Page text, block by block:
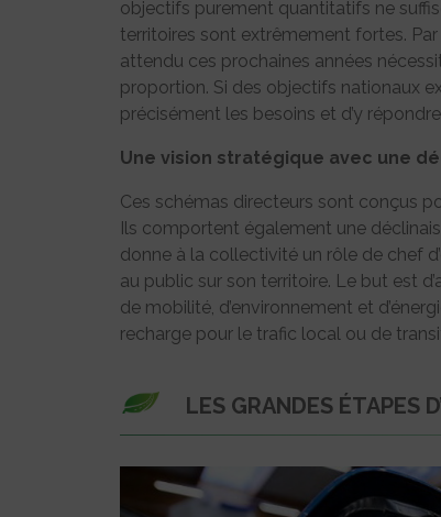
objectifs purement quantitatifs ne
territoires sont extrêmement fortes.
attendu ces prochaines années
proportion. Si des objectifs nationaux
précisément les besoins et d’y
Une vision stratégique avec une
Ces schémas directeurs sont conçus
Ils comportent également une
donne à la collectivité un rôle de chef
au public sur son territoire. Le but est
de mobilité, d’environnement et
recharge pour le trafic local ou de
LES GRANDES ÉTAPES